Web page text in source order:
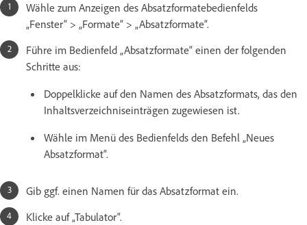
Wähle zum Anzeigen des Absatzformatebedienfelds
„Fenster“ > „Formate“ > „Absatzformate“.
Führe im Bedienfeld „Absatzformate“ einen der folgenden
Schritte aus:
Doppelklicke auf den Namen des Absatzformats, das den
Inhaltsverzeichniseinträgen zugewiesen ist.
Wähle im Menü des Bedienfelds den Befehl „Neues
Absatzformat“.
Gib ggf. einen Namen für das Absatzformat ein.
Klicke auf „Tabulator“.